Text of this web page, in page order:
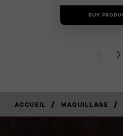
BUY
ACCUEIL / MAQUILLAGE /